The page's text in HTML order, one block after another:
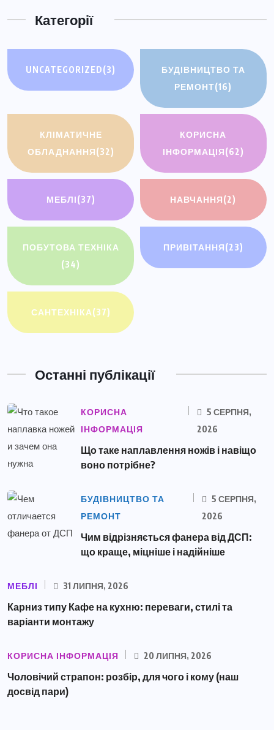
Категорії
UNCATEGORIZED(3)
БУДІВНИЦТВО ТА
РЕМОНТ(16)
КЛІМАТИЧНЕ
ОБЛАДНАННЯ(32)
КОРИСНА
ІНФОРМАЦІЯ(62)
МЕБЛІ(37) НАВЧАННЯ(2)
ПОБУТОВА ТЕХНІКА
(34)
ПРИВІТАННЯ(23)
САНТЕХНІКА(37)
Останні публікації
КОРИСНА
ІНФОРМАЦІЯ
5 СЕРПНЯ,
2026
Що таке наплавлення ножів і навіщо
воно потрібне?
БУДІВНИЦТВО ТА
РЕМОНТ
5 СЕРПНЯ,
2026
Чим відрізняється фанера від ДСП:
що краще, міцніше і надійніше
МЕБЛІ 31 ЛИПНЯ, 2026
Карниз типу Кафе на кухню: переваги, стилі та
варіанти монтажу
КОРИСНА ІНФОРМАЦІЯ 20 ЛИПНЯ, 2026
Чоловічий страпон: розбір, для чого і кому (наш
досвід пари)